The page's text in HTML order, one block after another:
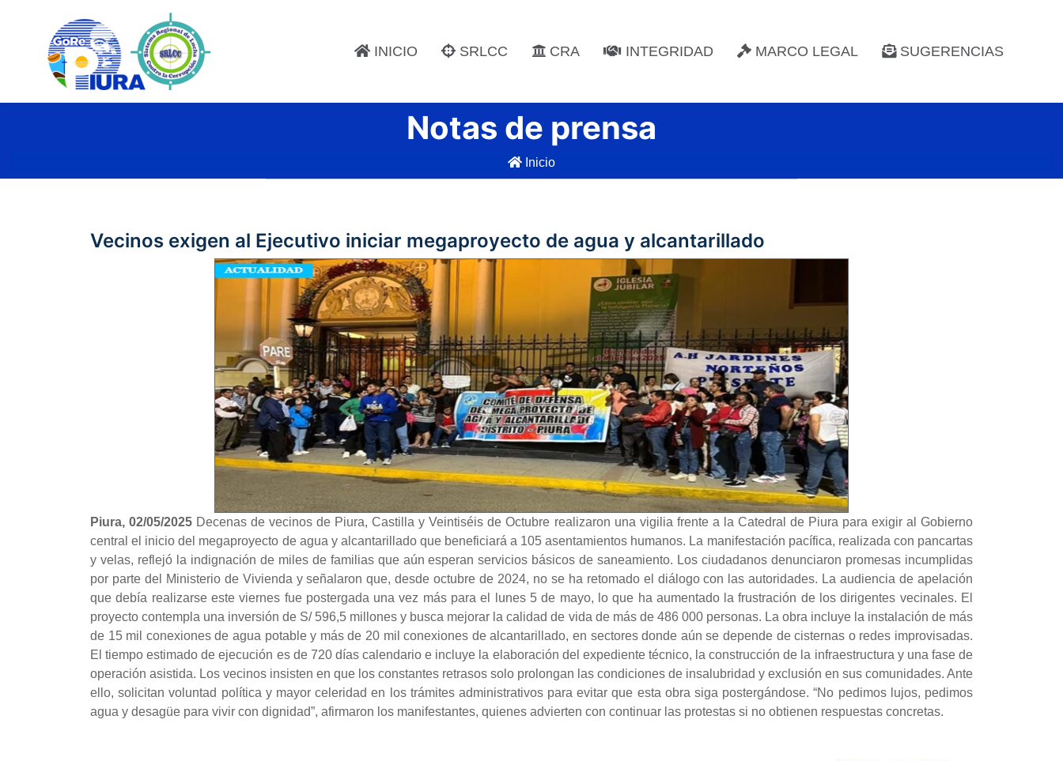
INICIO SRLCC CRA INTEGRIDAD MARCO LEGAL SUGERENCIAS
Notas de prensa
Inicio
Vecinos exigen al Ejecutivo iniciar megaproyecto de agua y alcantarillado
Piura, 02/05/2025 Decenas de vecinos de Piura, Castilla y Veintiséis de Octubre realizaron una vigilia frente a la Catedral de Piura para exigir al Gobierno
central el inicio del megaproyecto de agua y alcantarillado que beneficiará a 105 asentamientos humanos. La manifestación pacífica, realizada con pancartas
y velas, reflejó la indignación de miles de familias que aún esperan servicios básicos de saneamiento. Los ciudadanos denunciaron promesas incumplidas
por parte del Ministerio de Vivienda y señalaron que, desde octubre de 2024, no se ha retomado el diálogo con las autoridades. La audiencia de apelación
que debía realizarse este viernes fue postergada una vez más para el lunes 5 de mayo, lo que ha aumentado la frustración de los dirigentes vecinales. El
proyecto contempla una inversión de S/ 596,5 millones y busca mejorar la calidad de vida de más de 486 000 personas. La obra incluye la instalación de más
de 15 mil conexiones de agua potable y más de 20 mil conexiones de alcantarillado, en sectores donde aún se depende de cisternas o redes improvisadas.
El tiempo estimado de ejecución es de 720 días calendario e incluye la elaboración del expediente técnico, la construcción de la infraestructura y una fase de
operación asistida. Los vecinos insisten en que los constantes retrasos solo prolongan las condiciones de insalubridad y exclusión en sus comunidades. Ante
ello, solicitan voluntad política y mayor celeridad en los trámites administrativos para evitar que esta obra siga postergándose. “No pedimos lujos, pedimos
agua y desagüe para vivir con dignidad”, afirmaron los manifestantes, quienes advierten con continuar las protestas si no obtienen respuestas concretas.